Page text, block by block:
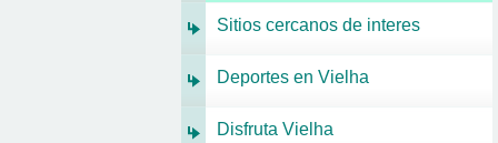
Sitios cercanos de interes
Deportes en Vielha
Disfruta Vielha